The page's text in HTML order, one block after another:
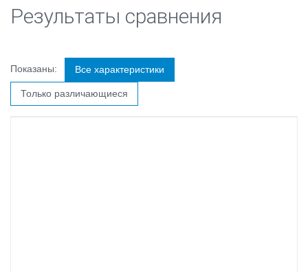
Результаты сравнения
Показаны: Все характеристики
Только различающиеся